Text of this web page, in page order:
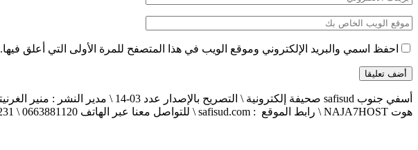
احفظ اسمي والبريد الإلكتروني وموقع الويب في هذا المتصفح للمرة الأولى التي أعلق فيها.
هوت NAJA7HOST \ رابط الموقع : safisud.com \ للتواصل معنا عبر الهاتف 0663881120 \ 0524657231 \ البريد الإلكتروني : safisud2014@gmail.com